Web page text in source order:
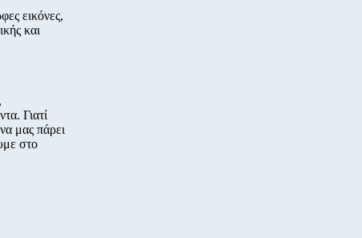
εικόνες,
και
Γιατί
μας πάρει
στο